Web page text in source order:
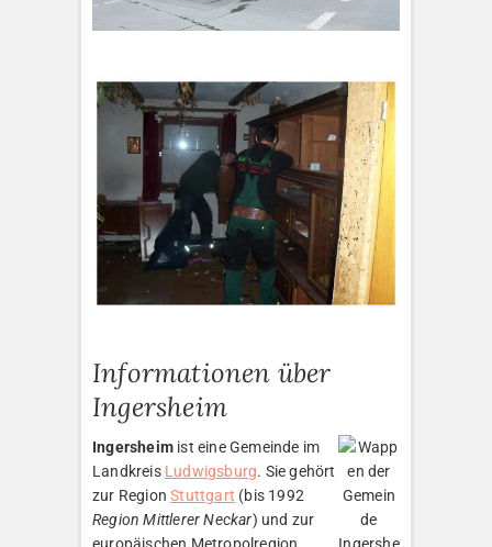
Informationen über
Ingersheim
Ingersheim ist eine Gemeinde im
Landkreis Ludwigsburg. Sie gehört
zur RegionStuttgart (bis 1992
Region Mittlerer Neckar) und zur